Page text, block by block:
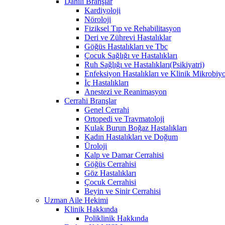
Kardiyoloji
Nöroloji
Fiziksel Tıp ve Rehabilitasyon
Deri ve Zührevi Hastalıklar
Göğüs Hastalıkları ve Tbc
Çocuk Sağlığı ve Hastalıkları
Ruh Sağlığı ve Hastalıkları(Psikiyatri)
Enfeksiyon Hastalıkları ve Klinik
İç Hastalıkları
Anestezi ve Reanimasyon
Cerrahi Branşlar
Genel Cerrahi
Ortopedi ve Travmatoloji
Kulak Burun Boğaz Hastalıkları
Kadın Hastalıkları ve Doğum
Üroloji
Kalp ve Damar Cerrahisi
Göğüs Cerrahisi
Göz Hastalıkları
Çocuk Cerrahisi
Beyin ve Sinir Cerrahisi
Uzman Aile Hekimi
Klinik Hakkında
Poliklinik Hakkında